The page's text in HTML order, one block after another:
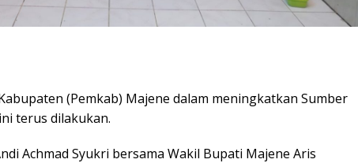
(Pemkab) Majene dalam meningkatkan Sumber
terus dilakukan.
Achmad Syukri bersama Wakil Bupati Majene Aris